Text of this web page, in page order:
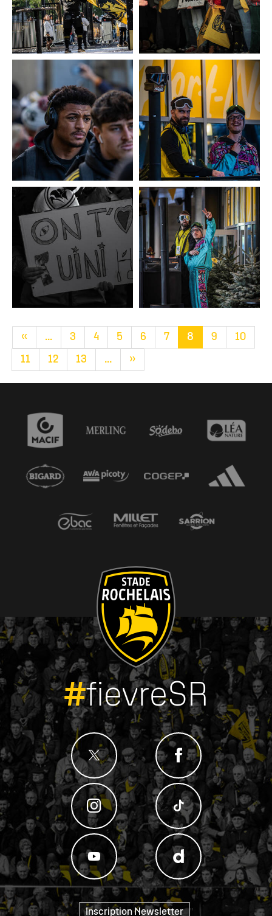
« ... 3 4 5 6 7 8 9 10
11 12 13 ... »
#fievreSR
Inscription Newsletter "